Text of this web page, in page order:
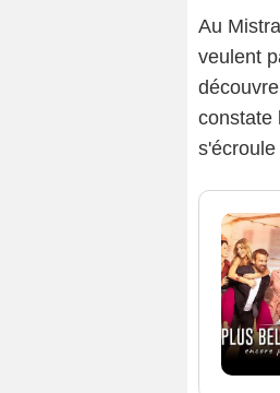
Au
veulent
constate